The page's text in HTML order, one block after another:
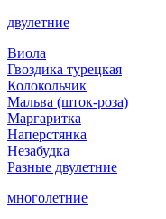
двулетние
Виола
Гвоздика турецкая
Колокольчик
Мальва (шток-роза)
Маргаритка
Наперстянка
Незабудка
Разные двулетние
многолетние